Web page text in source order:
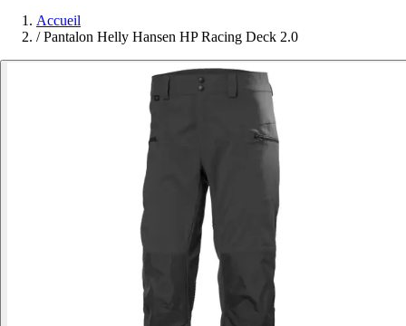
Accueil
/ Pantalon Helly Hansen HP Racing Deck 2.0